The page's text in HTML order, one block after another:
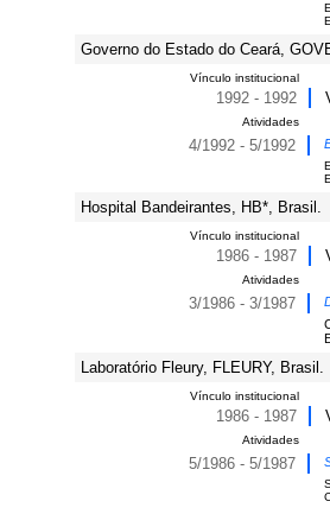
Governo do Estado do Ceará,
Vínculo institucional
1992 - 1992
Atividades
4/1992 - 5/1992
Hospital Bandeirantes, HB*, Brasil.
Vínculo institucional
1986 - 1987
Atividades
3/1986 - 3/1987
Laboratório Fleury, FLEURY, Brasil.
Vínculo institucional
1986 - 1987
Atividades
5/1986 - 5/1987